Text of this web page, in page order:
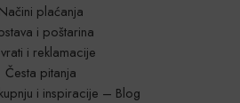
Načini plaćanja
i poštarina
i reklamacije
Česta pitanja
i inspiracije – Blog